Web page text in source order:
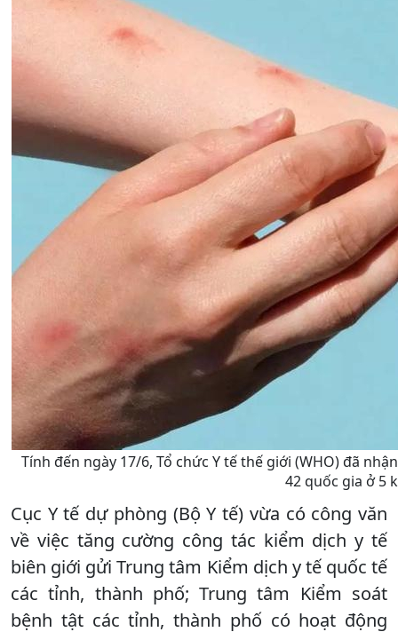
Tính đến ngày 17/6, Tổ chức Y tế thế giới (WHO) đã
42 quốc gia ở 5
Cục Y tế dự phòng (Bộ Y tế) vừa có công văn
về việc tăng cường công tác kiểm dịch y tế
biên giới gửi Trung tâm Kiểm dịch y tế quốc tế
các tỉnh, thành phố; Trung tâm Kiểm soát
bệnh tật các tỉnh, thành phố có hoạt động